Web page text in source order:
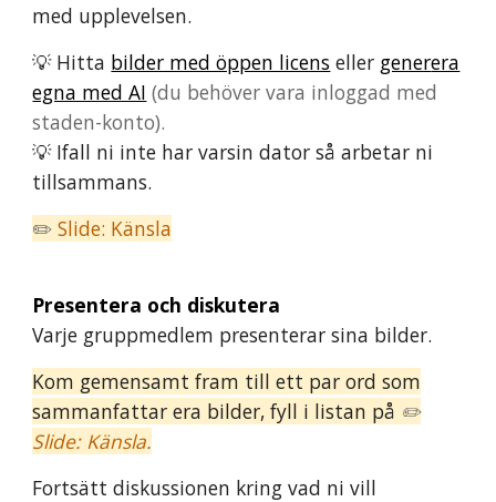
med upplevelsen.
💡 Hitta bilder med öppen licens eller generera
egna med AI (du behöver vara inloggad med
staden-konto).
💡 Ifall ni inte har varsin dator så arbetar ni
tillsammans.
✏️Slide: Känsla
Presentera och diskutera
Varje gruppmedlem presenterar sina bilder.
Kom gemensamt fram till ett par ordsom
sammanfattar era bilder, fyll i listan på ✏️
Slide: Känsla.
Fortsätt diskussionen kring vad ni vill